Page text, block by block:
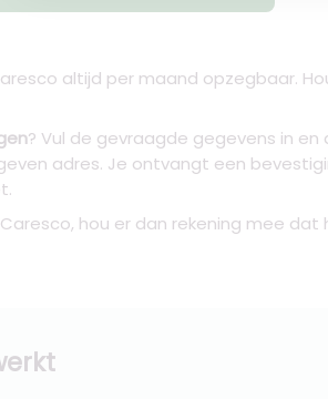
altijd per maand opzegbaar.
? Vul de gevraagde gegevens in
adres. Je ontvangt een
hou er dan rekening mee